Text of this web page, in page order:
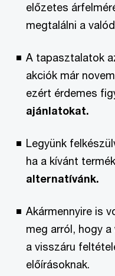
előzetes
megtalálni a
A tapasztalatok
akciók már
ezért érdemes
ajánlatokat.
Legyünk
ha a kívánt
alternatívánk.
Akármennyire is
meg arról, hogy a
a visszáru
előírásoknak.